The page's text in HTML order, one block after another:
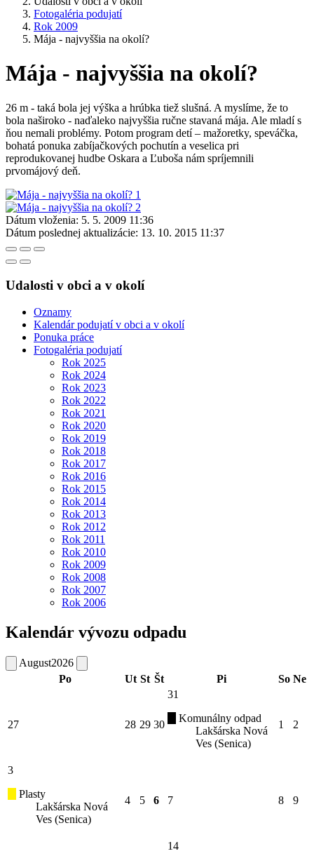
Fotogaléria podujatí
Rok 2009
Mája - najvyššia na okolí?
Mája - najvyššia na okolí?
26 m - taká bola jej výška a hrúbka tiež slušná. A myslíme, že to
bola naširoko - naďaleko najvyššia ručne stavaná mája. Ale mladí s
ňou nemali problémy. Potom program detí – mažoretky, speváčka,
bohatá ponuka zabíjačkových pochutín a veselica pri
reprodukovanej hudbe Oskara a Ľuboša nám spríjemnili
prvomájový deň.
Dátum vloženia: 5. 5. 2009 11:36
Dátum poslednej aktualizácie: 13. 10. 2015 11:37
Udalosti v obci a v okolí
Oznamy
Kalendár podujatí v obci a v okolí
Ponuka práce
Fotogaléria podujatí
Rok 2025
Rok 2024
Rok 2023
Rok 2022
Rok 2021
Rok 2020
Rok 2019
Rok 2018
Rok 2017
Rok 2016
Rok 2015
Rok 2014
Rok 2013
Rok 2012
Rok 2011
Rok 2010
Rok 2009
Rok 2008
Rok 2007
Rok 2006
Kalendár vývozu odpadu
August2026
Po
Ut St Št Pi So Ne
27 28 29 30
31
Komunálny odpad
Lakšárska Nová
Ves (Senica)
1 2
3
Plasty
Lakšárska Nová
Ves (Senica)
4 5 6 7 8 9
14